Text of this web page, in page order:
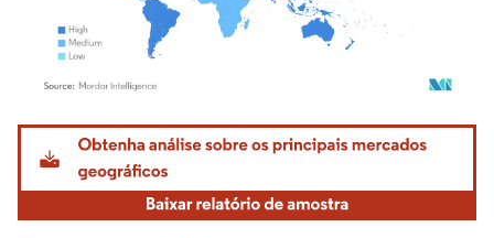
Imagem © Mordor Intelligence. O reuso requer atribuição conforme CC BY 4.0.